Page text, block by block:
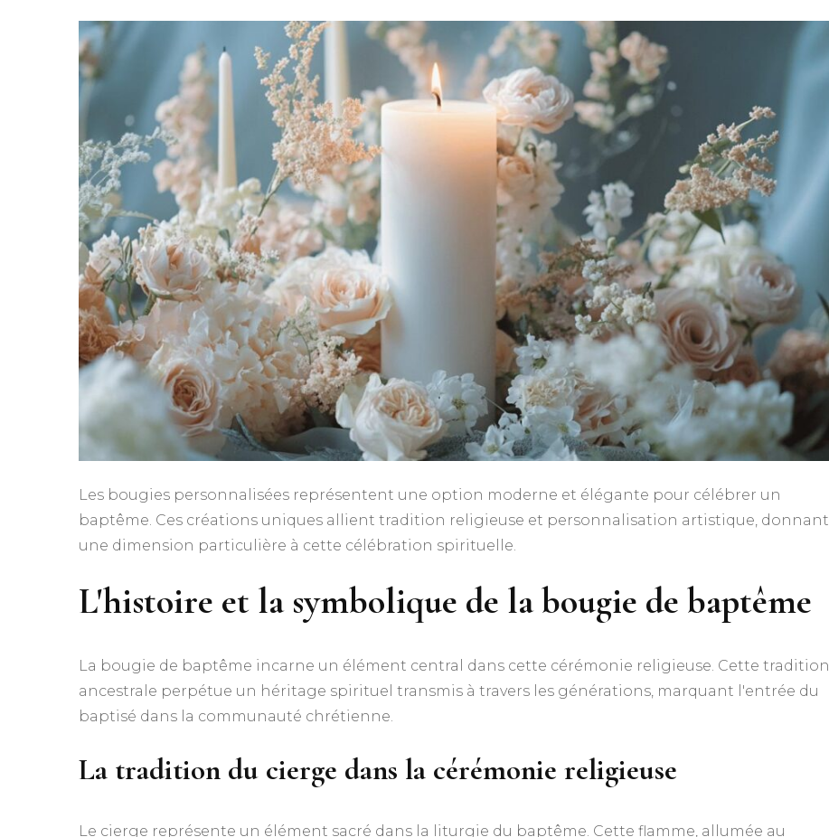
Les bougies personnalisées représentent une option moderne et élégante pour célébrer un
baptême. Ces créations uniques allient tradition religieuse et personnalisation artistique, donnant
une dimension particulière à cette célébration spirituelle.
L'histoire et la symbolique de la bougie de baptême
La bougie de baptême incarne un élément central dans cette cérémonie religieuse. Cette tradition
ancestrale perpétue un héritage spirituel transmis à travers les générations, marquant l'entrée du
baptisé dans la communauté chrétienne.
La tradition du cierge dans la cérémonie religieuse
Le cierge représente un élément sacré dans la liturgie du baptême. Cette flamme, allumée au